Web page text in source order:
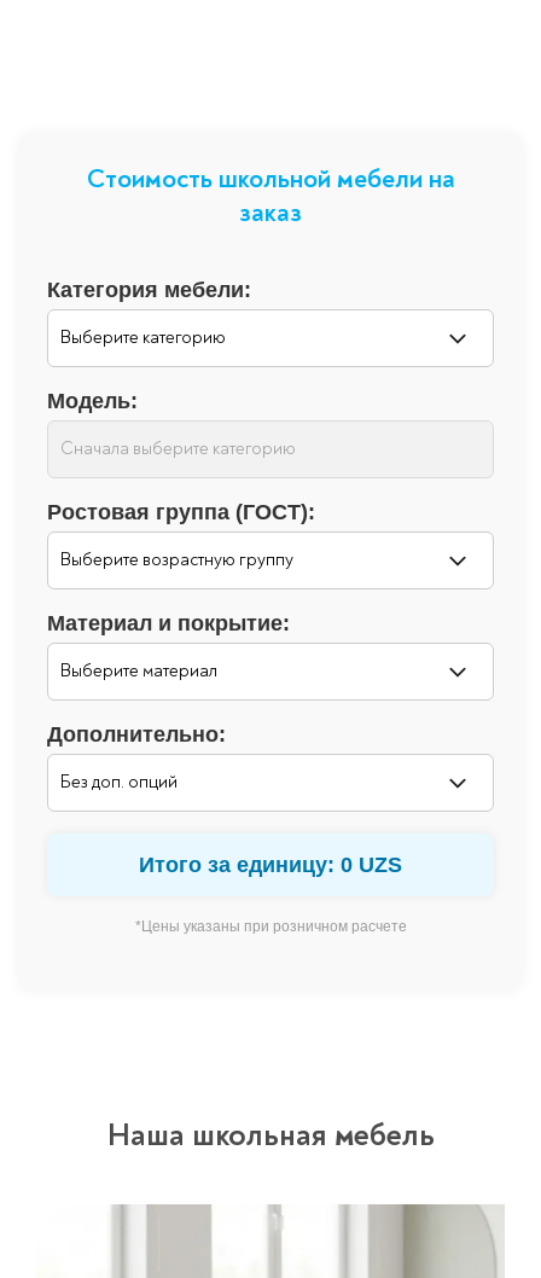
Стоимость школьной мебели на
заказ
Категория мебели:
Модель:
Ростовая группа (ГОСТ):
Материал и покрытие:
Дополнительно:
Итого за единицу: 0 UZS
*Цены указаны при розничном расчете
Наша школьная мебель